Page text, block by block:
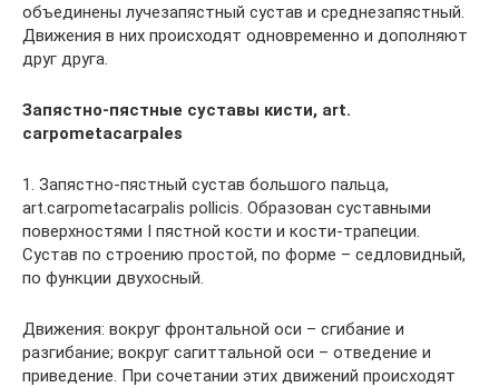
объединены лучезапястный сустав и среднезапястный.
Движения в них происходят одновременно и дополняют
друг друга.
Запястно-пястные суставы кисти, art.
carpometacarpales
1. Запястно-пястный сустав большого пальца,
art.carpometacarpalis pollicis. Образован суставными
поверхностями I пястной кости и кости-трапеции.
Сустав по строению простой, по форме – седловидный,
по функции двухосный.
Движения: вокруг фронтальной оси – сгибание и
разгибание; вокруг сагиттальной оси – отведение и
приведение. При сочетании этих движений происходят